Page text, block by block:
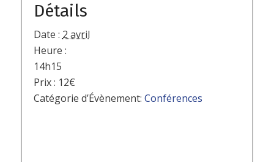
Détails
Date : 2 avril
Heure :
14h15
Prix : 12€
Catégorie d’Évènement: Conférences